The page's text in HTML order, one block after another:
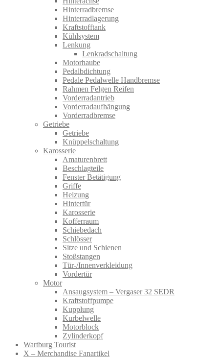
Hinterradbremse
Hinterradlagerung
Kraftstofftank
Kühlsystem
Lenkung
Lenkradschaltung
Motorhaube
Pedalbdichtung
Pedale Pedalwelle Handbremse
Rahmen Felgen Reifen
Vorderradantrieb
Vorderradaufhängung
Vorderradbremse
Getriebe
Getriebe
Knüppelschaltung
Karosserie
Amaturenbrett
Beschlagteile
Fenster Betätigung
Griffe
Heizung
Hintertür
Karosserie
Kofferraum
Schiebedach
Schlösser
Sitze und Schienen
Stoßstangen
Tür-/Innenverkleidung
Vordertür
Motor
Ansaugsystem – Vergaser 32 SEDR
Kraftstoffpumpe
Kupplung
Kurbelwelle
Motorblock
Zylinderkopf
Wartburg Tourist
X – Merchandise Fanartikel